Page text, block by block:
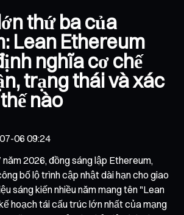
thứ ba của
Lean Ethereum
nghĩa cơ chế
trạng thái và xác
nào
06 09:24
2026, đồng sáng lập Ethereum,
bố lộ trình cập nhật dài hạn cho giao
sáng kiến nhiều năm mang tên "Lean
hoạch tái cấu trúc lớn nhất của mạng